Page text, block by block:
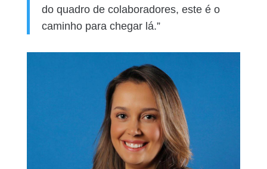
do quadro de colaboradores, este é o
caminho para chegar lá.”